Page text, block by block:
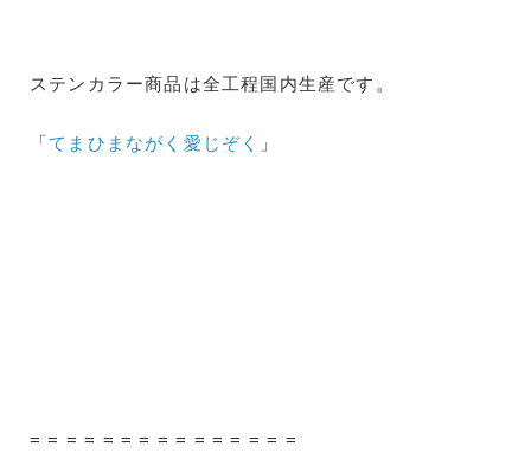
ステンカラー商品は全工程国内生産です。
「てまひまながく愛じぞく 」
= = = = = = = = = = = = = = =